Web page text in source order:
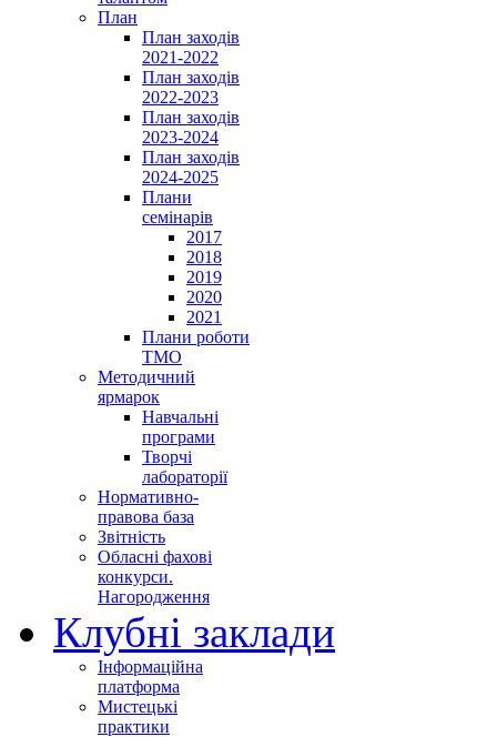
План
План заходів
2021-2022
План заходів
2022-2023
План заходів
2023-2024
План заходів
2024-2025
Плани
семінарів
2017
2018
2019
2020
2021
Плани роботи
ТМО
Методичний
ярмарок
Навчальні
програми
Творчі
лабораторії
Нормативно-
правова база
Звітність
Обласні фахові
конкурси.
Нагородження
Клубні заклади
Інформаційна
платформа
Мистецькі
практики